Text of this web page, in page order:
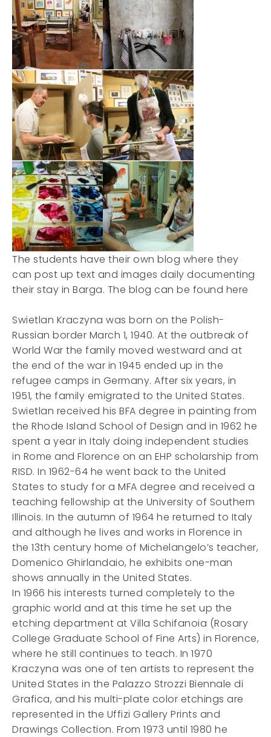
The students have their own blog where they
can post up text and images daily documenting
their stay in Barga. The blog can be found here
Swietlan Kraczyna was born on the Polish-
Russian border March 1, 1940. At the outbreak of
World War the family moved westward and at
the end of the war in 1945 ended up in the
refugee camps in Germany. After six years, in
1951, the family emigrated to the United States.
Swietlan received his BFA degree in painting from
the Rhode Island School of Design and in 1962 he
spent a year in Italy doing independent studies
in Rome and Florence on an EHP scholarship from
RISD. In 1962-64 he went back to the United
States to study for a MFA degree and received a
teaching fellowship at the University of Southern
Illinois. In the autumn of 1964 he returned to Italy
and although he lives and works in Florence in
the 13th century home of Michelangelo’s teacher,
Domenico Ghirlandaio, he exhibits one-man
shows annually in the United States.
In 1966 his interests turned completely to the
graphic world and at this time he set up the
etching department at Villa Schifanoia (Rosary
College Graduate School of Fine Arts) in Florence,
where he still continues to teach. In 1970
Kraczyna was one of ten artists to represent the
United States in the Palazzo Strozzi Biennale di
Grafica, and his multi-plate color etchings are
represented in the Uffizi Gallery Prints and
Drawings Collection. From 1973 until 1980 he